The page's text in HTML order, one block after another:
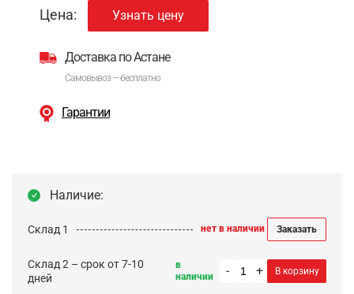
Цена: Узнать цену
Доставка по Астане
Самовывоз — бесплатно
Гарантии
Наличие:
Склад 1 нет в наличии Заказать
Склад 2 – срок от 7-10
дней
в
наличии
- + В корзину